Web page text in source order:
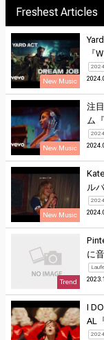
Freshest Articles
New Music
『
2024
New Music
注
ム
2024
New Music
ル
2024
Trend
に
I
AL
2024